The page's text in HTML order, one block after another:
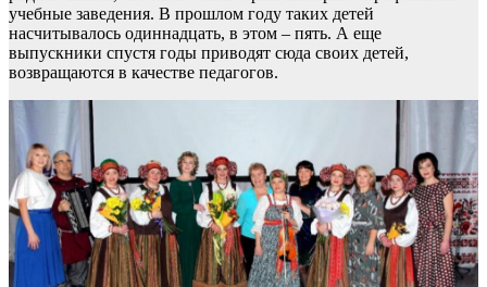
учебные заведения. В прошлом году таких детей
насчитывалось одиннадцать, в этом – пять. А еще
выпускники спустя годы приводят сюда своих детей,
возвращаются в качестве педагогов.